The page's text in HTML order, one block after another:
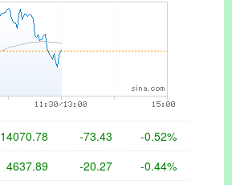
14070.78 -73.43 -0.52%
4637.89 -20.27 -0.44%